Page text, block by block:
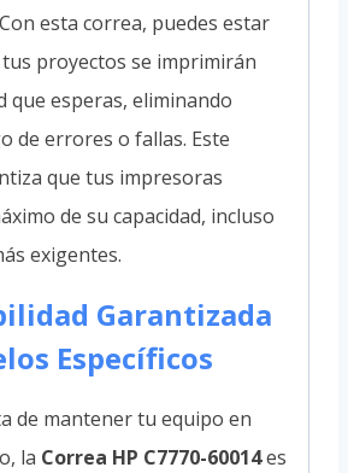
esta correa, puedes estar
proyectos se imprimirán
que esperas, eliminando
de errores o fallas. Este
que tus impresoras
de su capacidad, incluso
exigentes.
Garantizada
Específicos
de mantener tu equipo en
la Correa HP C7770-60014es